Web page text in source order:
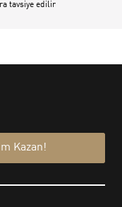
tavsiye edilir